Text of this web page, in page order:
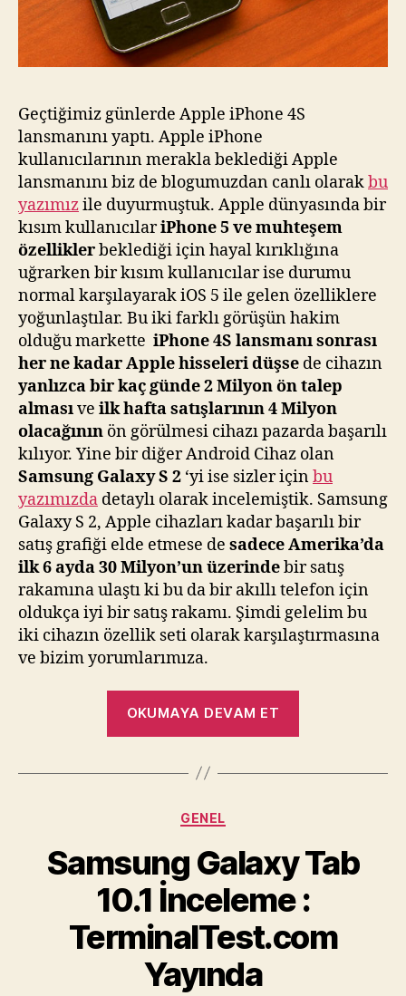
Geçtiğimiz günlerde Apple iPhone 4S
lansmanını yaptı. Apple iPhone
kullanıcılarının merakla beklediği Apple
lansmanını biz de blogumuzdan canlı olarakbu
yazımızile duyurmuştuk. Apple dünyasında bir
kısım kullanıcılariPhone 5 ve muhteşem
özelliklerbeklediği için hayal kırıklığına
uğrarken bir kısım kullanıcılar ise durumu
normal karşılayarak iOS 5 ile gelen özelliklere
yoğunlaştılar. Bu iki farklı görüşün hakim
olduğu markette iPhone 4S lansmanı sonrası
her ne kadar Apple hisseleri düşse de cihazın
yanlızca bir kaç günde 2 Milyon ön talep
almasıve ilk hafta satışlarının 4 Milyon
olacağının ön görülmesi cihazı pazarda başarılı
kılıyor. Yine bir diğer Android Cihaz olan
Samsung Galaxy S 2 ‘yi ise sizler içinbu
yazımızda detaylı olarak incelemiştik. Samsung
Galaxy S 2, Apple cihazları kadar başarılı bir
satış grafiği elde etmese de sadece Amerika’da
ilk 6 ayda 30 Milyon’un üzerindebir satış
rakamına ulaştı ki bu da bir akıllı telefon için
oldukça iyi bir satış rakamı. Şimdi gelelim bu
iki cihazın özellik seti olarak karşılaştırmasına
ve bizim yorumlarımıza.
OKUMAYA DEVAM ET
ve
S
Kategoriler
GENEL
Samsung Galaxy Tab
10.1 İnceleme :
TerminalTest.com
Yayında